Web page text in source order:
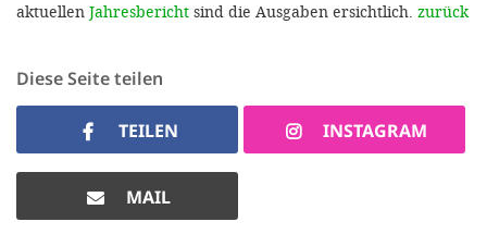
aktuellen Jahresbericht sind die Ausgaben ersichtlich. zurück
Diese Seite teilen
TEILEN INSTAGRAM
MAIL